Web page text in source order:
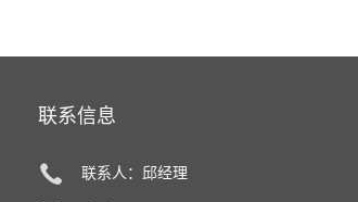
联系信息
联系人：邱经理